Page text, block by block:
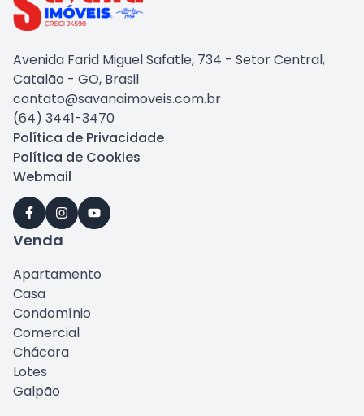
Avenida Farid Miguel Safatle, 734 - Setor Central,
Catalão - GO, Brasil
contato@savanaimoveis.com.br
(64) 3441-3470
Política de Privacidade
Política de Cookies
Webmail
Venda
Apartamento
Casa
Condomínio
Comercial
Chácara
Lotes
Galpão